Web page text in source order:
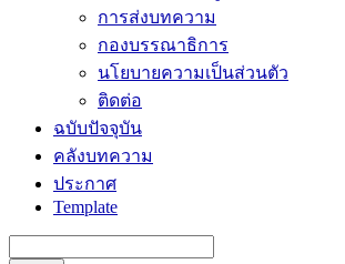
การส่งบทความ
กองบรรณาธิการ
นโยบายความเป็นส่วนตัว
ติดต่อ
ฉบับปัจจุบัน
คลังบทความ
ประกาศ
Template